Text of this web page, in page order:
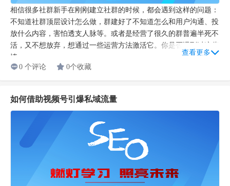
相信很多社群新手在刚刚建立社群的时候，都会遇到这样的问题：
不知道社群顶层设计怎么做，群建好了不知道怎么和用户沟通、投
放什么内容，害怕透支人脉等。或者是经营了很久的群普遍半死不
活，又不想放弃，想通过一些运营方法激活它。你是否遇到过这些
情...
查看更多
0 个评论
0个收藏
如何借助视频号引爆私域流量